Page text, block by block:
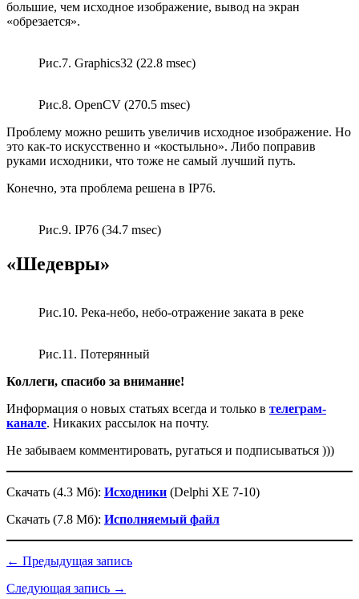
большие, чем исходное изображение, вывод на экран
«обрезается».
Рис.7. Graphics32 (22.8 msec)
Рис.8. OpenCV (270.5 msec)
Проблему можно решить увеличив исходное изображение. Но
это как-то искусственно и «костыльно». Либо поправив
руками исходники, что тоже не самый лучший путь.
Конечно, эта проблема решена в IP76.
Рис.9. IP76 (34.7 msec)
«Шедевры»
Рис.10. Река-небо, небо-отражение заката в реке
Рис.11. Потерянный
Коллеги, спасибо за внимание!
Информация о новых статьях всегда и только в телеграм-
канале. Никаких рассылок на почту.
Не забываем комментировать, ругаться и подписываться )))
Скачать (4.3 Мб): Исходники (Delphi XE 7-10)
Скачать (7.8 Мб): Исполняемый файл
← Предыдущая запись
Следующая запись →